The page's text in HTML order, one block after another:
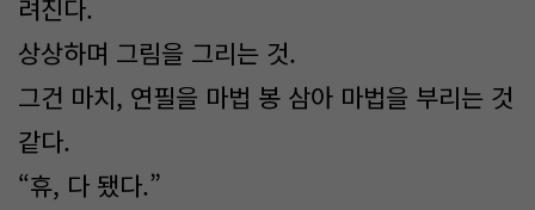
려진다.
상상하며 그림을 그리는 것.
그건 마치, 연필을 마법 봉 삼아 마법을 부리는 것
같다.
“휴, 다 됐다.”